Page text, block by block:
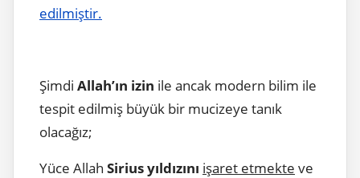
edilmiştir.
Şimdi Allah’ın izin ile ancak modern bilim ile
tespit edilmiş büyük bir mucizeye tanık
olacağız;
Yüce Allah Sirius yıldızını işaret etmekte ve